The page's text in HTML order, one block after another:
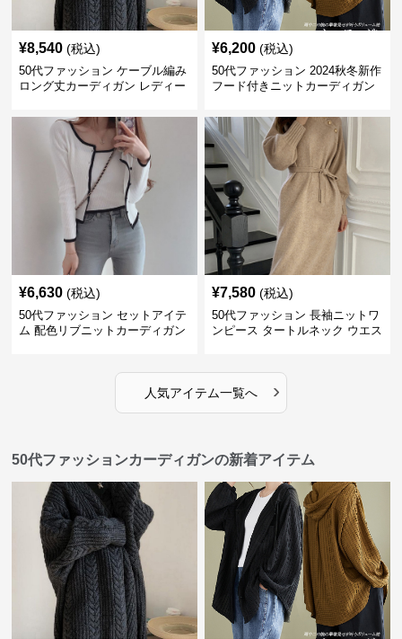
¥8,540 (税込)
50代ファッション ケーブル編み
ロング丈カーディガン レディー
¥6,200 (税込)
50代ファッション 2024秋冬新作
フード付きニットカーディガン
¥6,630 (税込)
50代ファッション セットアイテ
ム 配色リブニットカーディガン
¥7,580 (税込)
50代ファッション 長袖ニットワ
ンピース タートルネック ウエス
人気アイテム一覧へ ›
50代ファッションカーディガンの新着アイテム